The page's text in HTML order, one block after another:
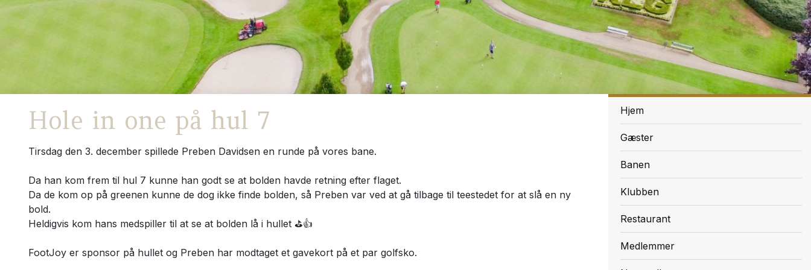
Hole in one på hul 7
Tirsdag den 3. december spillede Preben Davidsen en runde på vores bane.
Da han kom frem til hul 7 kunne han godt se at bolden havde retning efter flaget.
Da de kom op på greenen kunne de dog ikke finde bolden, så Preben var ved at gå tilbage til teestedet for at slå en ny
bold.
Heldigvis kom hans medspiller til at se at bolden lå i hullet ⛳👍
FootJoy er sponsor på hullet og Preben har modtaget et gavekort på et par golfsko.
Menu
Hjem
Gæster
Banen
Klubben
Restaurant
Medlemmer